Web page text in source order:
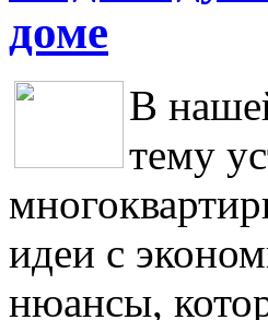
доме
В
тему
идеи с
нюансы,